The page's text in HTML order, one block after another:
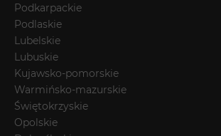
Podkarpackie
Podlaskie
Lubelskie
Lubuskie
Kujawsko-pomorskie
Warmińsko-mazurskie
Świętokrzyskie
Opolskie